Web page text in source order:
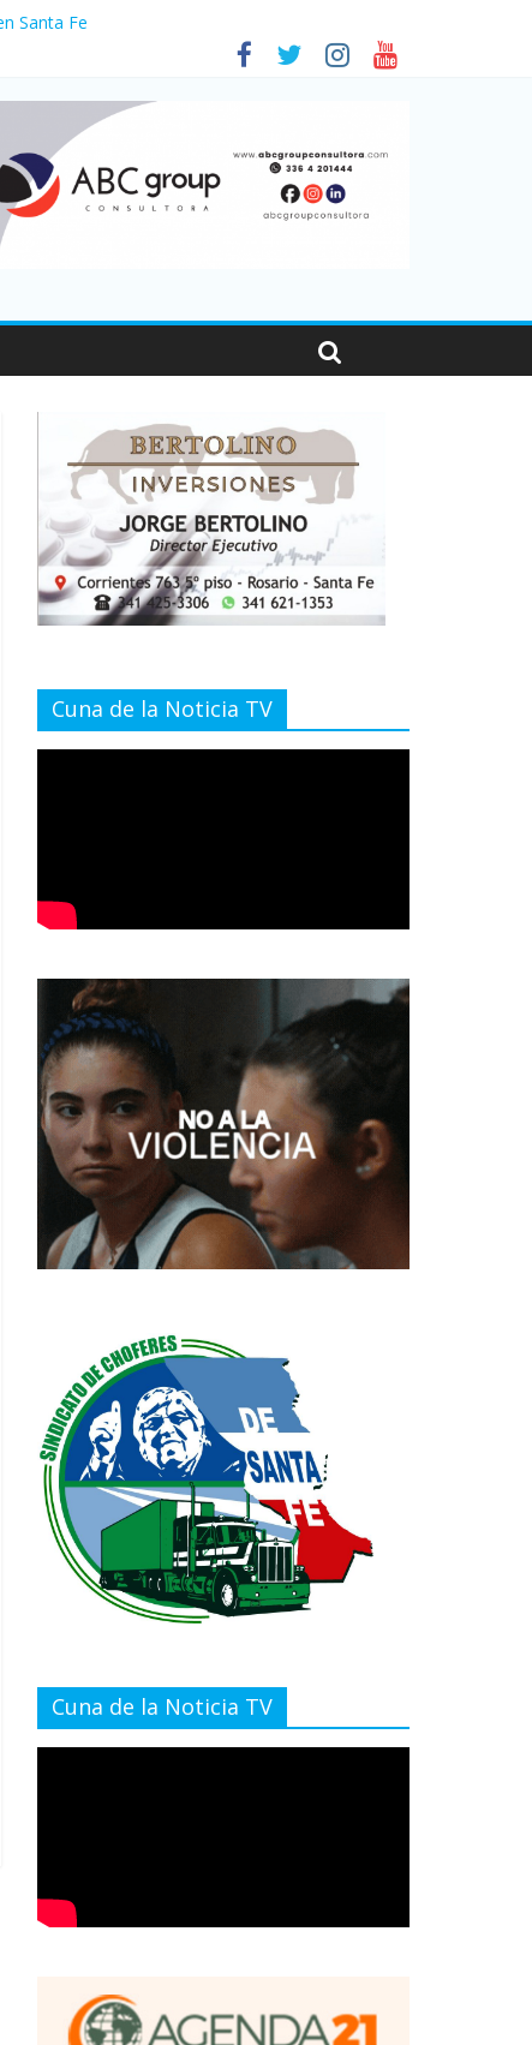
viajaron por el país, un 5,9% más que en 2025
Cuna de la Noticia TV
Cuna de la Noticia TV